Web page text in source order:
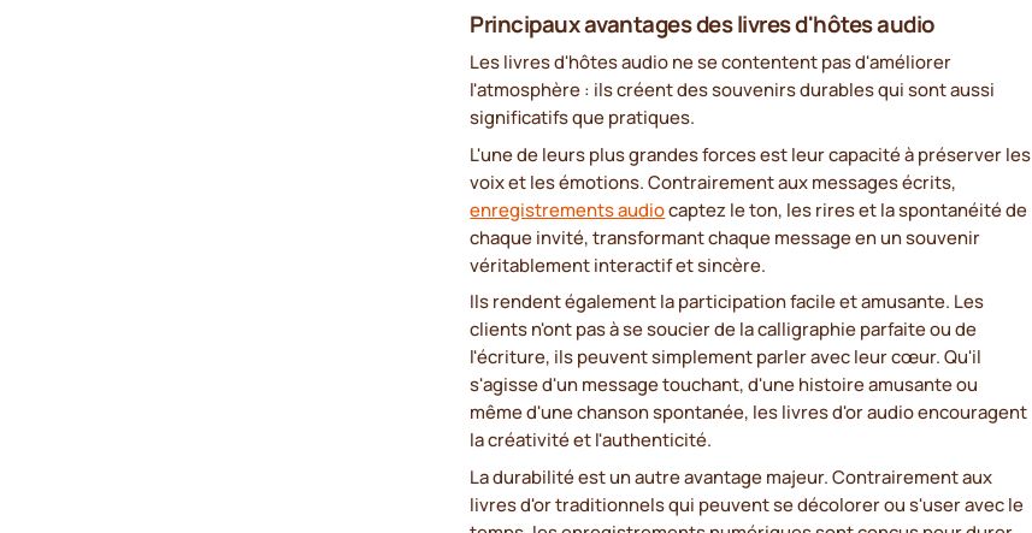
Principaux avantages des livres d'hôtes audio
Les livres d'hôtes audio ne se contentent pas d'améliorer
l'atmosphère : ils créent des souvenirs durables qui sont aussi
significatifs que pratiques.
L'une de leurs plus grandes forces est leur capacité à préserver les
voix et les émotions. Contrairement aux messages écrits,
enregistrements audiocaptez le ton, les rires et la spontanéité de
chaque invité, transformant chaque message en un souvenir
véritablement interactif et sincère.
Ils rendent également la participation facile et amusante. Les
clients n'ont pas à se soucier de la calligraphie parfaite ou de
l'écriture, ils peuvent simplement parler avec leur cœur. Qu'il
s'agisse d'un message touchant, d'une histoire amusante ou
même d'une chanson spontanée, les livres d'or audio encouragent
la créativité et l'authenticité.
La durabilité est un autre avantage majeur. Contrairement aux
livres d'or traditionnels qui peuvent se décolorer ou s'user avec le